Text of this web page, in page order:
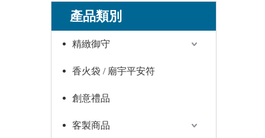
產品類別
精緻御守
香火袋 / 廟宇平安符
創意禮品
客製商品